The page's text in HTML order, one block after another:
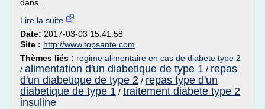
dans...
Lire la suite
Date: 2017-03-03 15:41:58
Site : http://www.topsante.com
Thèmes liés : regime alimentaire en cas de diabete type 2
/ alimentation d'un diabetique de type 1 / repas
d'un diabetique de type 2 / repas type d'un
diabetique de type 1 / traitement diabete type 2
insuline